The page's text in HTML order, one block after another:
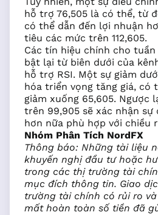
hỗ trợ 76,505 là có thể, từ
có thể dẫn đến lợi nhuận
tiêu các mức trên 112,605.
Các tín hiệu chính cho
bật lại từ biên dưới của
hỗ trợ RSI. Một sự giảm
hóa triển vọng tăng giá, có
giảm xuống 65,605. Ngược
trên 99,905 sẽ xác nhận sự
hơn nữa phù hợp với chiều
Nhóm Phân Tích NordFX
Thông báo: Những tài liệu
khuyến nghị đầu tư hoặc
trong các thị trường tài
mục đích thông tin. Giao
trường tài chính có rủi ro
mất hoàn toàn số tiền đã